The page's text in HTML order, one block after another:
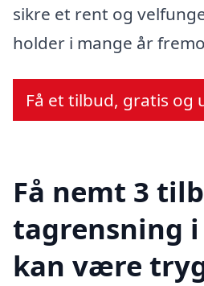
sikre et rent og
holder i mange år
Få et tilbud, gratis og
Få nemt 3
tagrensning
kan være